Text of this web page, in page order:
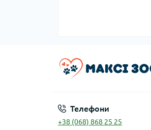
Телефони
+38 (068) 868 25 25